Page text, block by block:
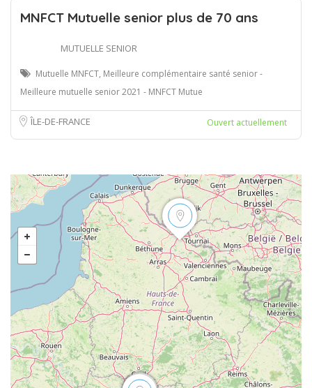
MNFCT Mutuelle senior plus de 70 ans
MUTUELLE SENIOR
Mutuelle MNFCT, Meilleure complémentaire santé senior -
Meilleure mutuelle senior 2021 - MNFCT Mutue
ÎLE-DE-FRANCE Ouvert actuellement